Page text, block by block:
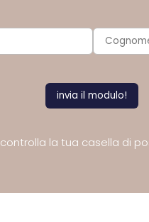
controlla la tua casella di